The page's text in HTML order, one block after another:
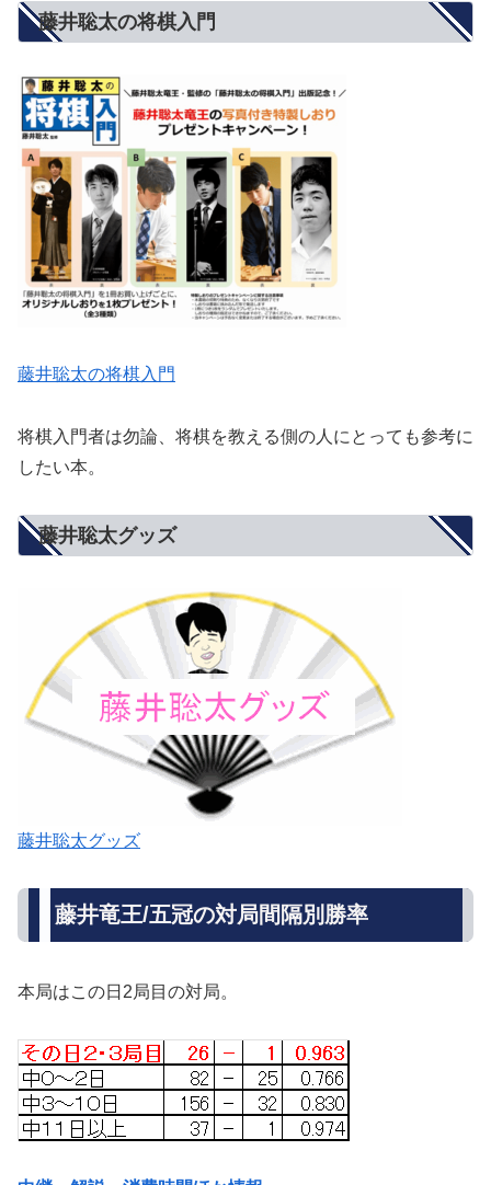
藤井聡太の将棋入門
藤井聡太の将棋入門
将棋入門者は勿論、将棋を教える側の人にとっても参考に
したい本。
藤井聡太グッズ
藤井聡太グッズ
藤井竜王/五冠の対局間隔別勝率
本局はこの日2局目の対局。